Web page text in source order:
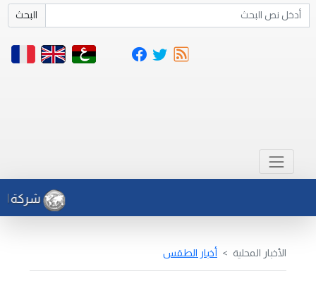
البحث
شركة
الأخبار المحلية أخبار الطقس